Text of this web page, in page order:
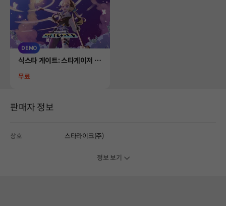
DEMO
Product
식스타 게이트: 스타게이저 D
Price
무료
판매자 정보
상호 스타라이크(주)
정보 보기